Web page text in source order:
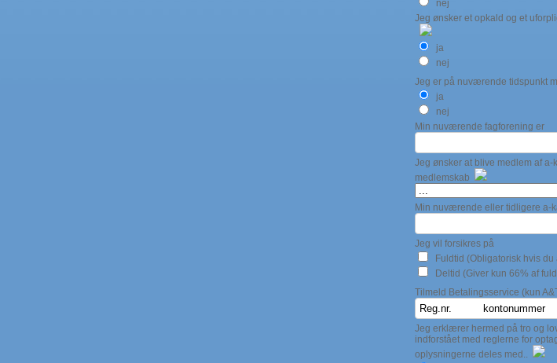
nej
Jeg ønsker et opkald og et
ja
nej
Jeg er på nuværende tidspunkt
ja
nej
Min nuværende fagforening er
Jeg ønsker at blive medlem af a-
medlemskab
Min nuværende eller tidligere a-
Jeg vil forsikres på
Fuldtid (Obligatorisk hvis
Deltid (Giver kun 66% af
Tilmeld Betalingsservice (kun
Jeg erklærer hermed på tro og
indforstået med reglerne for
oplysningerne deles med..